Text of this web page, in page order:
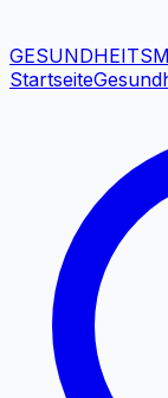
GESUNDHEITS
Startseite